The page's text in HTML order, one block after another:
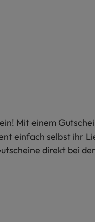
Mit einem
einfach selbst ihr
direkt bei